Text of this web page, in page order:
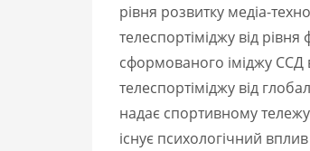
рівня розвитку медіа-
телеспортіміджу від
сформованого іміджу ССД
телеспортіміджу від
надає спортивному
існує психологічний